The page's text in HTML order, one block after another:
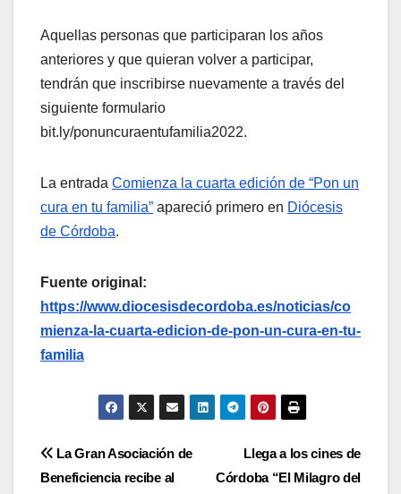
Aquellas personas que participaran los años
anteriores y que quieran volver a participar,
tendrán que inscribirse nuevamente a través del
siguiente formulario
bit.ly/ponuncuraentufamilia2022.
La entrada Comienza la cuarta edición de “Pon un
cura en tu familia” apareció primero en Diócesis
de Córdoba.
Fuente original:
https://www.diocesisdecordoba.es/noticias/co
mienza-la-cuarta-edicion-de-pon-un-cura-en-tu-
familia
Navegación
Llega a los cines de
Córdoba “El Milagro del
La Gran Asociación de
Beneficiencia recibe al